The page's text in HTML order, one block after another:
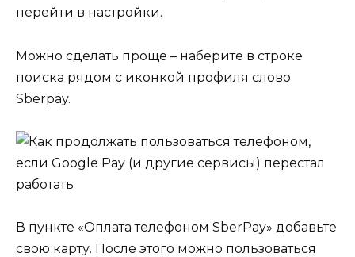
перейти в настройки.
Можно сделать проще – наберите в строке
поиска рядом с иконкой профиля слово
Sberpay.
В пункте «Оплата телефоном SberPay» добавьте
свою карту. После этого можно пользоваться